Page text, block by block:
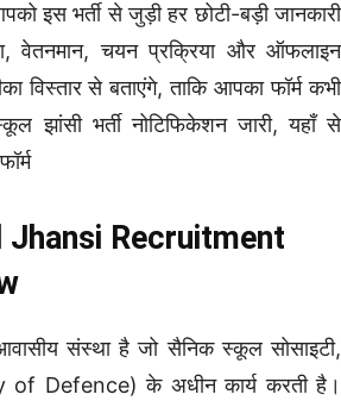
इस भर्ती से जुड़ी हर छोटी-बड़ी जानकारी
वेतनमान, चयन प्रक्रिया और ऑफलाइन
विस्तार से बताएंगे, ताकि आपका फॉर्म कभी
झांसी भर्ती नोटिफिकेशन जारी, यहाँ से
Jhansi Recruitment
संस्था है जो सैनिक स्कूल सोसाइटी,
of Defence) के अधीन कार्य करती है।